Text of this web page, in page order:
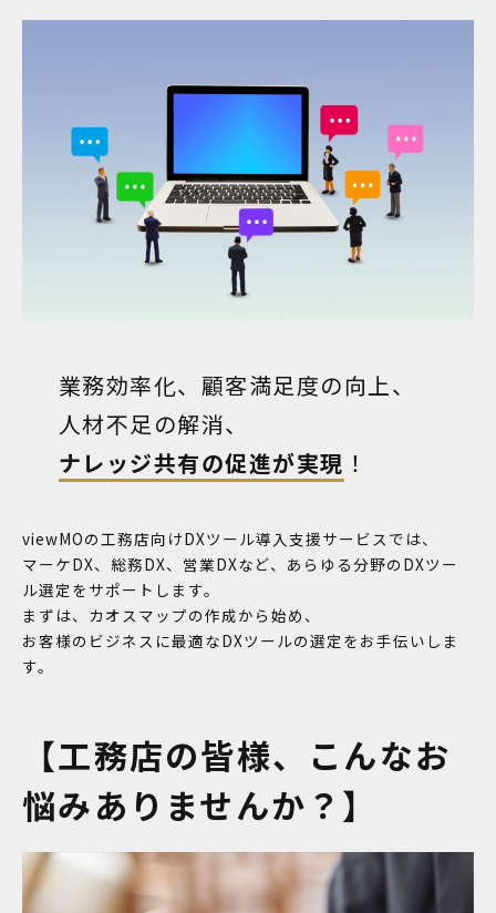
業務効率化、顧客満足度の向上、
人材不足の解消、
ナレッジ共有の促進が実現 ！
viewMOの工務店向けDXツール導入支援サービスでは、
マーケDX、総務DX、営業DXなど、あらゆる分野のDXツー
ル選定をサポートします。
まずは、カオスマップの作成から始め、
お客様のビジネスに最適なDXツールの選定をお手伝いしま
す。
【工務店の皆様、こんなお
悩みありませんか？】